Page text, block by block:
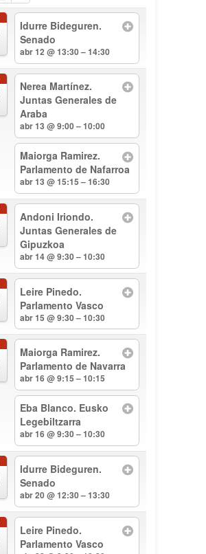
Idurre Bideguren.
Senado
abr 12 @ 13:30 – 14:30
Nerea Martínez.
Juntas Generales de
Araba
abr 13 @ 9:00 – 10:00
Maiorga Ramirez.
Parlamento de Nafarroa
abr 13 @ 15:15 – 16:30
Andoni Iriondo.
Juntas Generales de
Gipuzkoa
abr 14 @ 9:30 – 10:30
Leire Pinedo.
Parlamento Vasco
abr 15 @ 9:30 – 10:30
Maiorga Ramirez.
Parlamento de Navarra
abr 16 @ 9:15 – 10:15
Eba Blanco. Eusko
Legebiltzarra
abr 16 @ 9:30 – 10:30
Idurre Bideguren.
Senado
abr 20 @ 12:30 – 13:30
Leire Pinedo.
Parlamento Vasco